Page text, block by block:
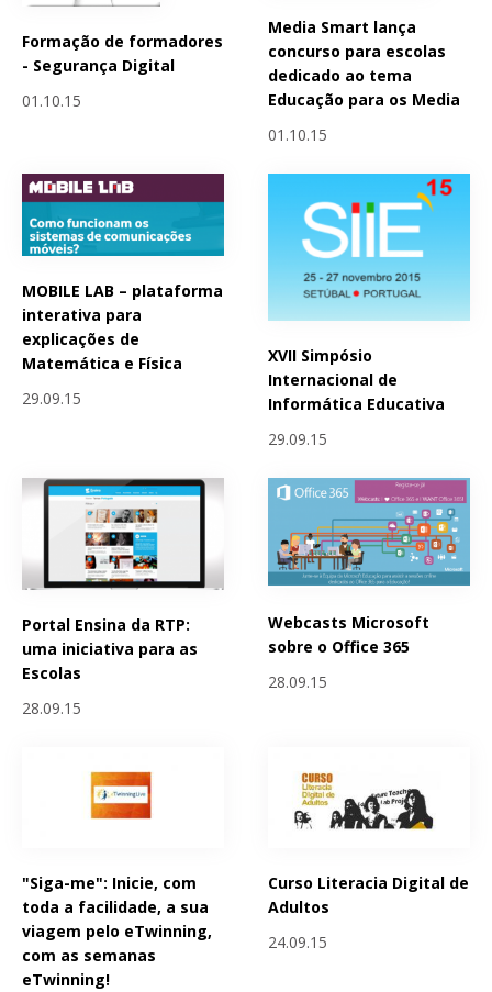
Formação de formadores
- Segurança Digital
01.10.15
Media Smart lança
concurso para escolas
dedicado ao tema
Educação para os Media
01.10.15
MOBILE LAB – plataforma
interativa para
explicações de
Matemática e Física
29.09.15
XVII Simpósio
Internacional de
Informática Educativa
29.09.15
Portal Ensina da RTP:
uma iniciativa para as
Escolas
28.09.15
Webcasts Microsoft
sobre o Office 365
28.09.15
"Siga-me": Inicie, com
toda a facilidade, a sua
viagem pelo eTwinning,
com as semanas
eTwinning!
Curso Literacia Digital de
Adultos
24.09.15